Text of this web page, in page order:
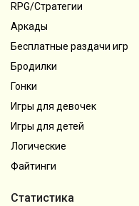
RPG/Стратегии
Аркады
Бесплатные раздачи игр
Бродилки
Гонки
Игры для девочек
Игры для детей
Логические
Файтинги
Статистика